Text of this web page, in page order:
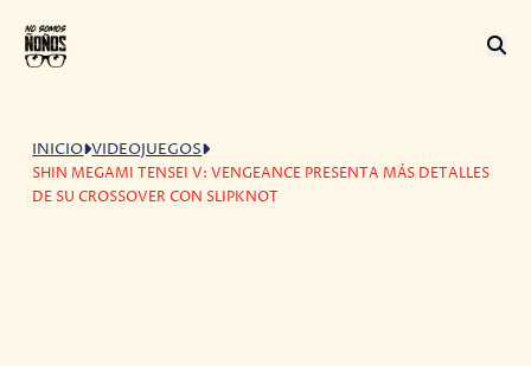
INICIO VIDEOJUEGOS
SHIN MEGAMI TENSEI V: VENGEANCE PRESENTA MÁS DETALLES
DE SU CROSSOVER CON SLIPKNOT